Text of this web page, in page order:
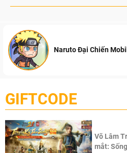
Naruto Đại Chiến
GIFTCODE
Võ Lâm
mắt: